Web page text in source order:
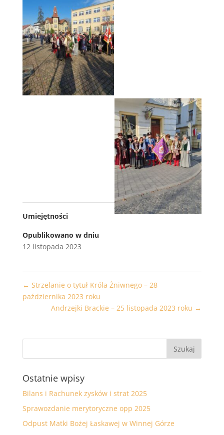
Umiejętności
Opublikowano w dniu
12 listopada 2023
← Strzelanie o tytuł Króla Żniwnego – 28
października 2023 roku
Andrzejki Brackie – 25 listopada 2023 roku →
Ostatnie wpisy
Bilans i Rachunek zysków i strat 2025
Sprawozdanie merytoryczne opp 2025
Odpust Matki Bożej Łaskawej w Winnej Górze